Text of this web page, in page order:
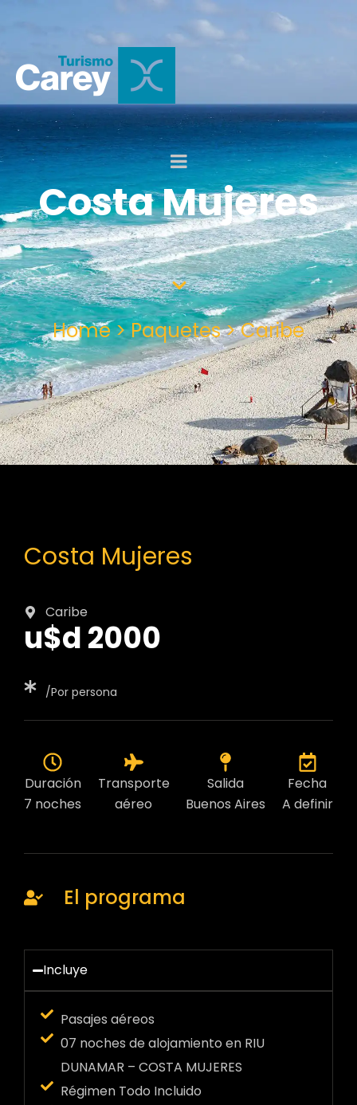
Costa Mujeres
Home > Paquetes > Caribe
Costa Mujeres
Caribe
u$d 2000
/Por persona
Duración
7 noches
Transporte
aéreo
Salida
Buenos Aires
Fecha
A definir
El programa
Incluye
Pasajes aéreos
07 noches de alojamiento en RIU
DUNAMAR – COSTA MUJERES
Régimen Todo Incluido